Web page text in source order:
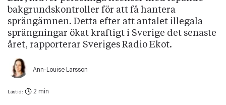
bakgrundskontroller för att få hantera
sprängämnen. Detta efter att antalet illegala
sprängningar ökat kraftigt i Sverige det senaste
året, rapporterar Sveriges Radio Ekot.
Ann-Louise Larsson
Lästid: 2 min